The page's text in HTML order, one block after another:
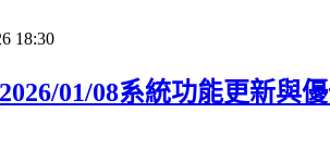
18:30
2026/01/08系統功能更新與